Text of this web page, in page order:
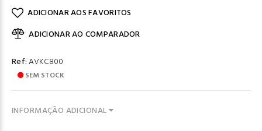
ADICIONAR AOS FAVORITOS
ADICIONAR AO COMPARADOR
Ref:AVKC800
SEM STOCK
INFORMAÇÃO ADICIONAL